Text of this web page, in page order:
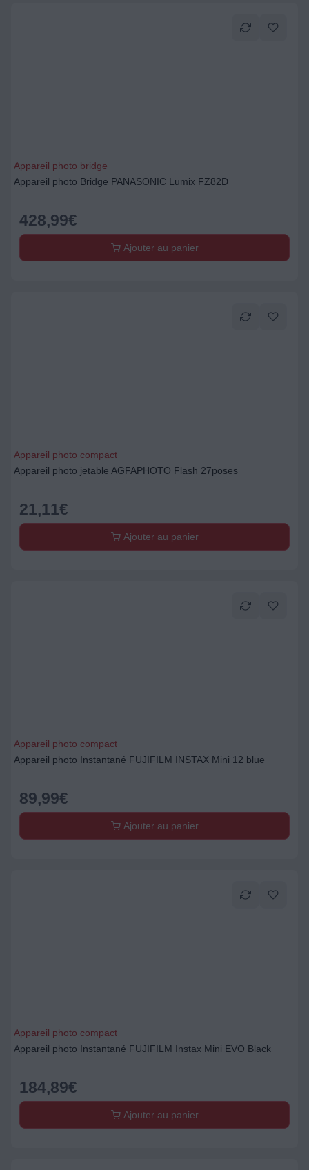
Appareil photo bridge
Appareil photo Bridge PANASONIC Lumix FZ82D
428,99€
Ajouter au panier
Appareil photo compact
Appareil photo jetable AGFAPHOTO Flash 27poses
21,11€
Ajouter au panier
Appareil photo compact
Appareil photo Instantané FUJIFILM INSTAX Mini 12 blue
89,99€
Ajouter au panier
Appareil photo compact
Appareil photo Instantané FUJIFILM Instax Mini EVO Black
184,89€
Ajouter au panier